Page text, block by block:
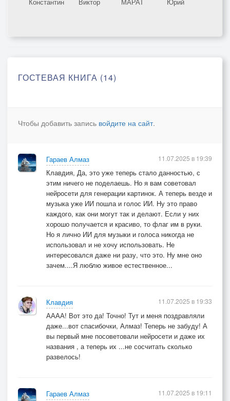
ГОСТЕВАЯ КНИГА (14)
Чтобы добавить запись войдите на сайт.
Гараев Алмаз
Клавдия, Да, это уже теперь стало данностью, с
этим ничего не поделаешь. Но я вам советовал
нейросети для генерации картинок. А теперь везде и
музыка уже ИИ пошла и голос ИИ. Ну это право
каждого, как они могут так и делают. Если у них
хорошо получается и красиво, то флаг им в руки.
Но я лично ИИ для музыки и голоса никогда не
использовал и не хочу использовать. Не
интересовался даже ни разу, что это. Ну мне оно
зачем....Я люблю живое естественное...
11.07.2025 в 19:39
Клавдия
АААА! Вот это да! Точно! Тут и меня поздравляли
даже...вот спасибочки, Алмаз! Теперь не забуду! А
вы первый мне посоветовали нейросети и даже их
названия , а теперь их ...не сосчитать сколько
развелось!
11.07.2025 в 19:33
Гараев Алмаз
11.07.2025 в 19:11